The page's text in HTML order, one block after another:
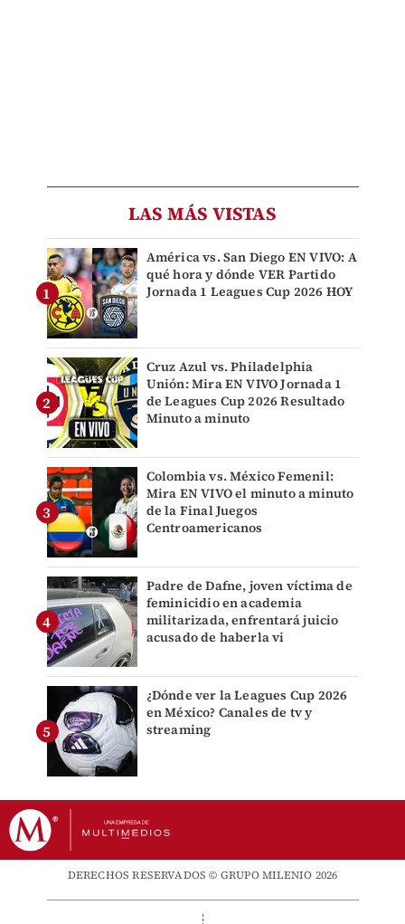
LAS MÁS VISTAS
América vs. San Diego EN VIVO: A
qué hora y dónde VER Partido
Jornada 1 Leagues Cup 2026 HOY
Cruz Azul vs. Philadelphia
Unión: Mira EN VIVO Jornada 1
de Leagues Cup 2026 Resultado
Minuto a minuto
Colombia vs. México Femenil:
Mira EN VIVO el minuto a minuto
de la Final Juegos
Centroamericanos
Padre de Dafne, joven víctima de
feminicidio en academia
militarizada, enfrentará juicio
acusado de haberla vi
¿Dónde ver la Leagues Cup 2026
en México? Canales de tv y
streaming
DERECHOS RESERVADOS © GRUPO MILENIO 2026